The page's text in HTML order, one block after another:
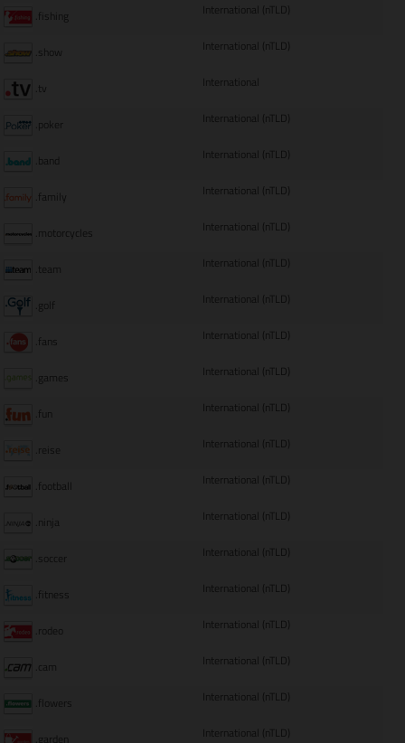
.fishing International (nTLD)
.show International (nTLD)
.tv International
.poker International (nTLD)
.band International (nTLD)
.family International (nTLD)
.motorcycles International (nTLD)
.team International (nTLD)
.golf International (nTLD)
.fans International (nTLD)
.games International (nTLD)
.fun International (nTLD)
.reise International (nTLD)
.football International (nTLD)
.ninja International (nTLD)
.soccer International (nTLD)
.fitness International (nTLD)
.rodeo International (nTLD)
.cam International (nTLD)
.flowers International (nTLD)
.garden International (nTLD)